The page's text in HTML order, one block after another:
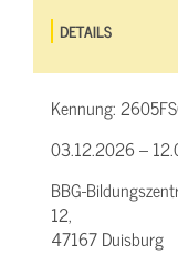
DETAILS
Kennung:
03.12.2026 –
BBG-
12,
47167 Duisburg